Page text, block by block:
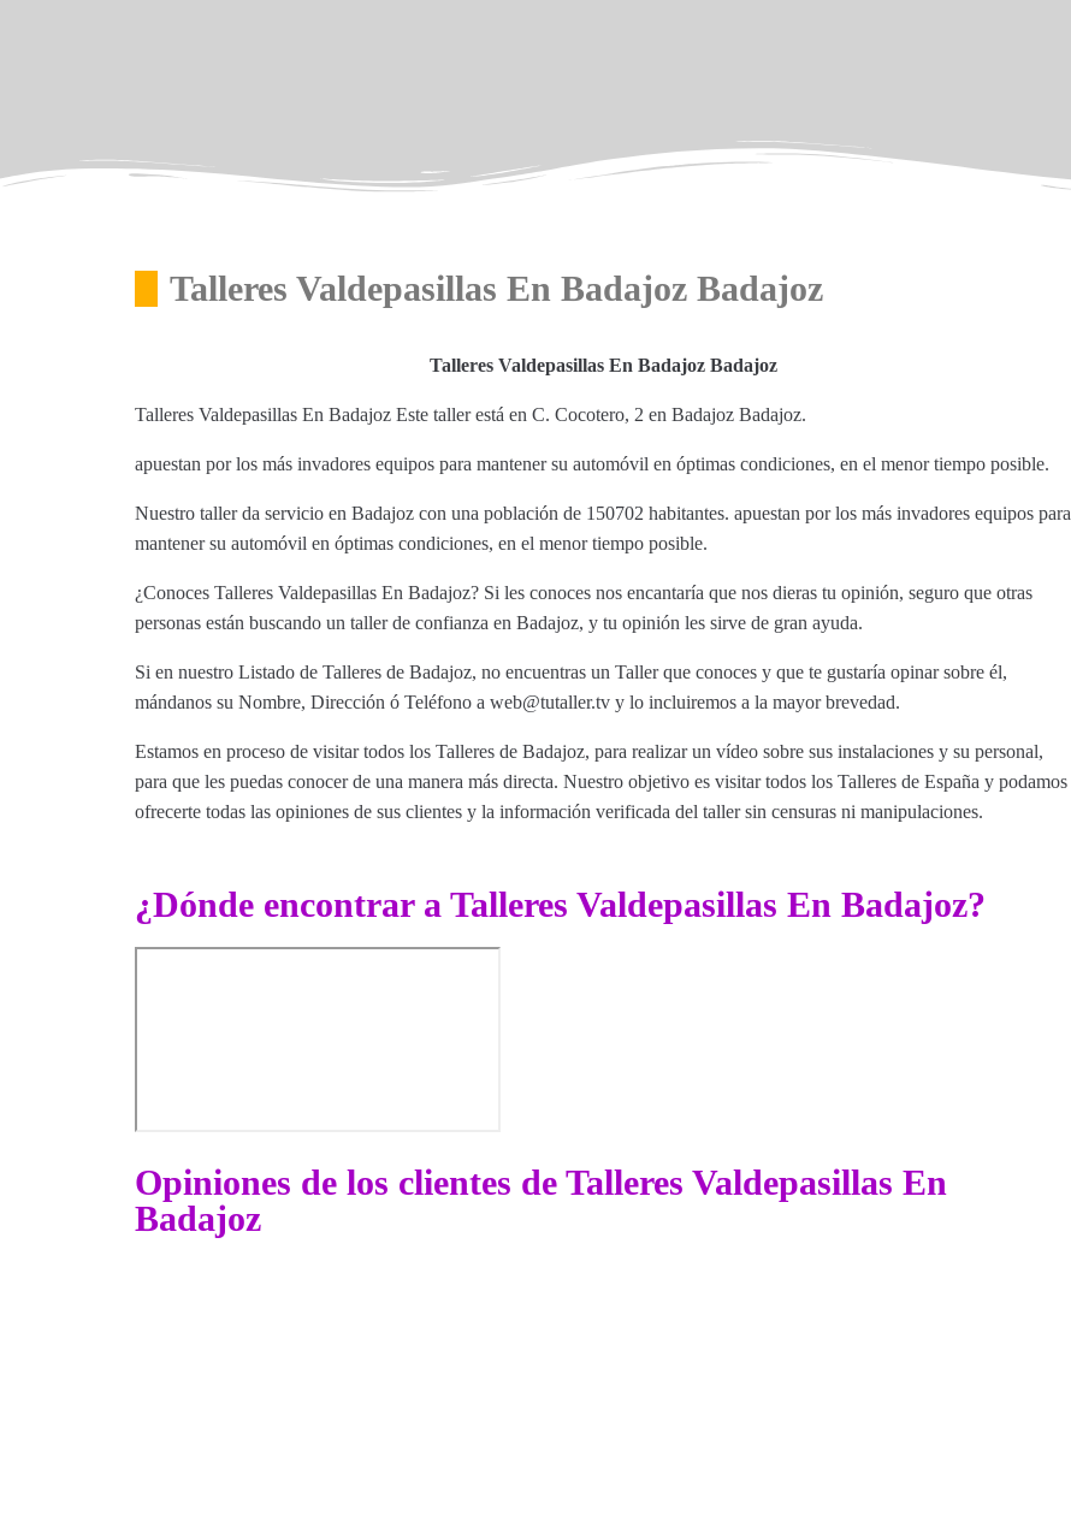
Talleres Valdepasillas En Badajoz Badajoz
Talleres Valdepasillas En Badajoz Badajoz
Talleres Valdepasillas En Badajoz Este taller está en C. Cocotero, 2 en Badajoz Badajoz.
apuestan por los más invadores equipos para mantener su automóvil en óptimas condiciones, en el menor tiempo posible.
Nuestro taller da servicio en Badajoz con una población de 150702 habitantes. apuestan por los más invadores equipos para
mantener su automóvil en óptimas condiciones, en el menor tiempo posible.
¿Conoces Talleres Valdepasillas En Badajoz? Si les conoces nos encantaría que nos dieras tu opinión, seguro que otras
personas están buscando un taller de confianza en Badajoz, y tu opinión les sirve de gran ayuda.
Si en nuestro Listado de Talleres de Badajoz, no encuentras un Taller que conoces y que te gustaría opinar sobre él,
mándanos su Nombre, Dirección ó Teléfono a web@tutaller.tv y lo incluiremos a la mayor brevedad.
Estamos en proceso de visitar todos los Talleres de Badajoz, para realizar un vídeo sobre sus instalaciones y su personal,
para que les puedas conocer de una manera más directa. Nuestro objetivo es visitar todos los Talleres de España y podamos
ofrecerte todas las opiniones de sus clientes y la información verificada del taller sin censuras ni manipulaciones.
¿Dónde encontrar a Talleres Valdepasillas En Badajoz?
Opiniones de los clientes de Talleres Valdepasillas En
Badajoz